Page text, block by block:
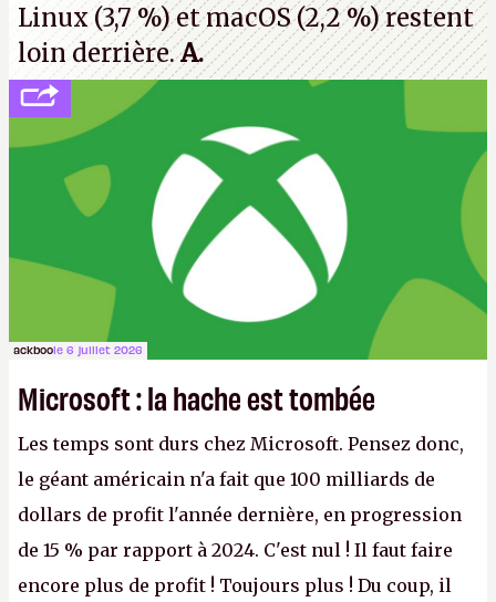
Linux (3,7 %) et macOS (2,2 %) restent
loin derrière.A.
ackboole 6 juillet 2026
Microsoft : la hache est tombée
Les temps sont durs chez Microsoft. Pensez donc,
le géant américain n'a fait que 100 milliards de
dollars de profit l'année dernière, en progression
de 15 % par rapport à 2024. C'est nul ! Il faut faire
encore plus de profit ! Toujours plus ! Du coup, il